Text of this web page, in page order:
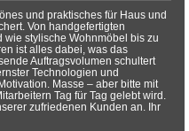
und praktisches für Haus und
Von handgefertigten
wie stylische Wohnmöbel bis zu
ist alles dabei, was das
Auftragsvolumen schultert
Technologien und
Masse – aber bitte mit
Tag für Tag gelebt wird.
zufriedenen Kunden an. Ihr